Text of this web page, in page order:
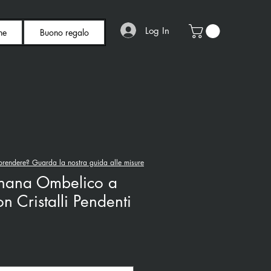
Log In
Buono regalo
Ombelico a
Cristalli Pendenti
Guarda la nostra guida alle misure